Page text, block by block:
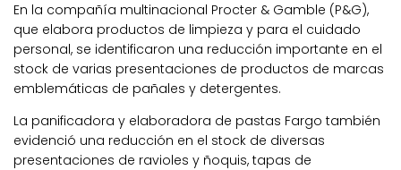
En la compañía multinacional Procter & Gamble (P&G),
que elabora productos de limpieza y para el cuidado
personal, se identificaron una reducción importante en el
stock de varias presentaciones de productos de marcas
emblemáticas de pañales y detergentes.
La panificadora y elaboradora de pastas Fargo también
evidenció una reducción en el stock de diversas
presentaciones de ravioles y ñoquis, tapas de